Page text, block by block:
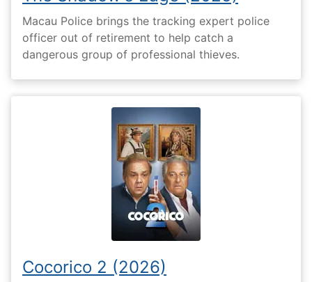
Macau Police brings the tracking expert police
officer out of retirement to help catch a
dangerous group of professional thieves.
Cocorico 2 (2026)